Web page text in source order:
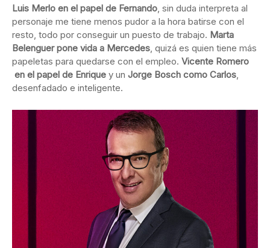
Luis Merlo en el papel de Fernando, sin duda interpreta al
personaje me tiene menos pudor a la hora batirse con el
resto, todo por conseguir un puesto de trabajo. Marta
Belenguer pone vida a Mercedes, quizá es quien tiene más
papeletas para quedarse con el empleo. Vicente Romero
en el papel de Enrique y un Jorge Bosch como Carlos,
desenfadado e inteligente.